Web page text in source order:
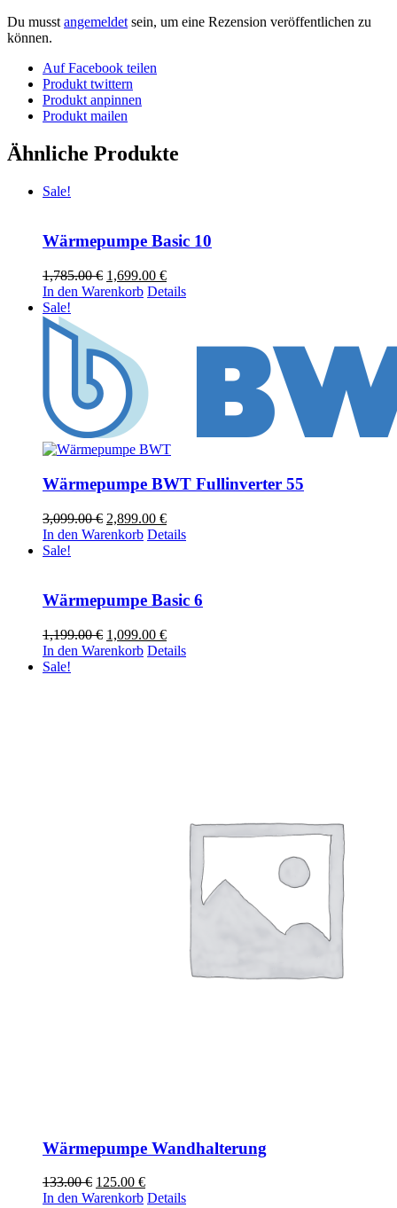
Du musst angemeldet sein, um eine Rezension veröffentlichen zu
können.
Auf Facebook teilen
Produkt twittern
Produkt anpinnen
Produkt mailen
Ähnliche Produkte
Sale!
Wärmepumpe Basic 10
1,785.00€ Ursprünglicher
Preis
1,699.00 €Aktueller
Preis
In den Warenkorb Details
Sale!
Wärmepumpe BWT Fullinverter 55
3,099.00€ Ursprünglicher
Preis
2,899.00 €Aktueller
Preis
In den Warenkorb Details
Sale!
Wärmepumpe Basic 6
1,199.00€ Ursprünglicher
Preis
1,099.00 €Aktueller
Preis
In den Warenkorb Details
Sale!
Wärmepumpe Wandhalterung
133.00€ Ursprünglicher
Preis
125.00 €Aktueller
Preis
In den Warenkorb Details